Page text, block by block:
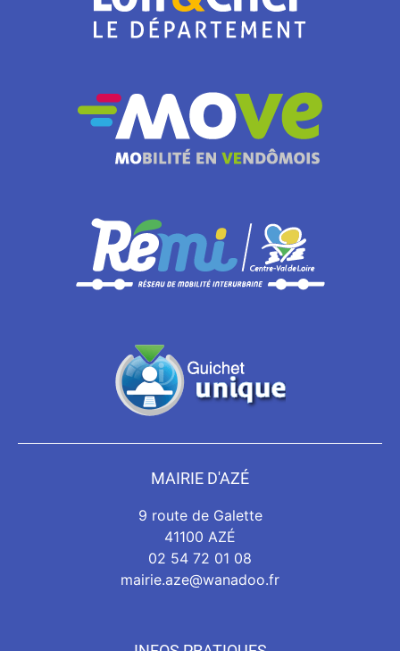
MAIRIE D'AZÉ
9 route de Galette
41100 AZÉ
02 54 72 01 08
mairie.aze@wanadoo.fr